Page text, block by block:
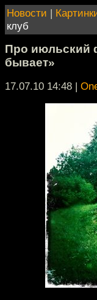
Новости |
клуб
Про июльский
бывает»
17.07.10 14:48 |